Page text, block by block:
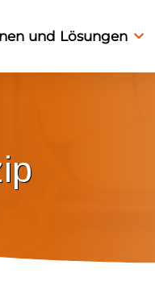
und Lösungen